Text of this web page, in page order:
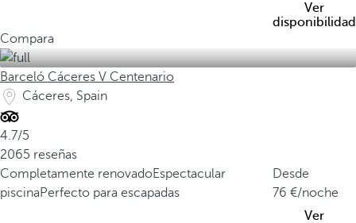
Ver
disponibilidad
Compara
Barceló Cáceres V Centenario
Cáceres, Spain
4.7/5
2065 reseñas
Completamente renovadoEspectacular
piscinaPerfecto para escapadas
Desde
76
/noche
Ver